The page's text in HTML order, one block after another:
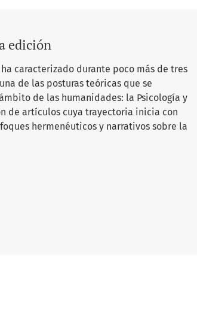
edición
ha caracterizado durante poco más de tres
de las posturas teóricas que se
de las humanidades: la Psicología y
de artículos cuya trayectoria inicia con
hermenéuticos y narrativos sobre la